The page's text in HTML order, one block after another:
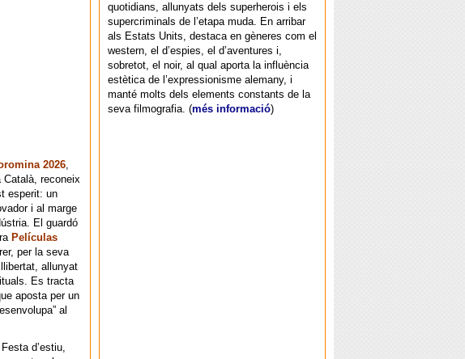
quotidians, allunyats dels superherois i els
supercriminals de l’etapa muda. En arribar
als Estats Units, destaca en gèneres com el
western, el d’espies, el d’aventures i,
sobretot, el noir, al qual aporta la influència
estètica de l’expressionisme alemany, i
manté molts dels elements constants de la
seva filmografia. (més informació)
2026,
Català, reconeix
esperit: un
i al marge
El guardó
Películas
per la seva
allunyat
Es tracta
aposta per un
al
d’estiu,